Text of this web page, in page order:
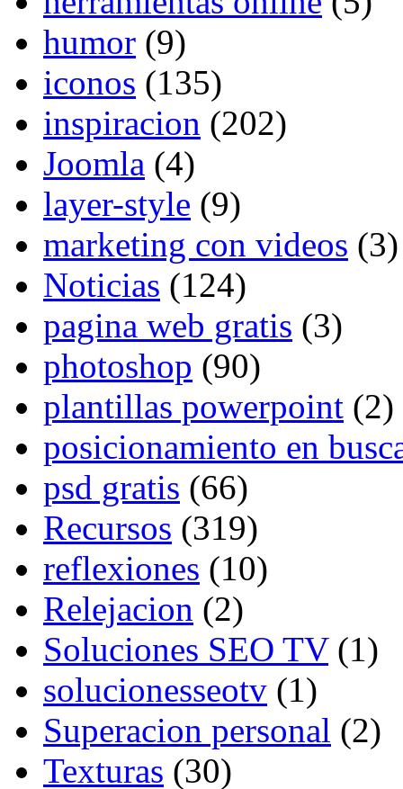
humor (9)
iconos (135)
inspiracion (202)
Joomla (4)
layer-style (9)
marketing con videos (3)
Noticias (124)
pagina web gratis (3)
photoshop (90)
plantillas powerpoint (2)
posicionamiento en
psd gratis (66)
Recursos (319)
reflexiones (10)
Relejacion (2)
Soluciones SEO TV(1)
solucionesseotv (1)
Superacion personal (2)
Texturas (30)